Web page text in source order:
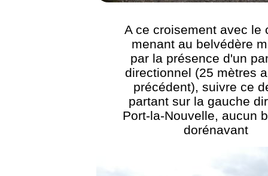
A ce croisement avec le
menant au belvédère
par la présence d'un
directionnel (25 mètres
précédent), suivre ce
partant sur la gauche
Port-la-Nouvelle, aucun
dorénavant